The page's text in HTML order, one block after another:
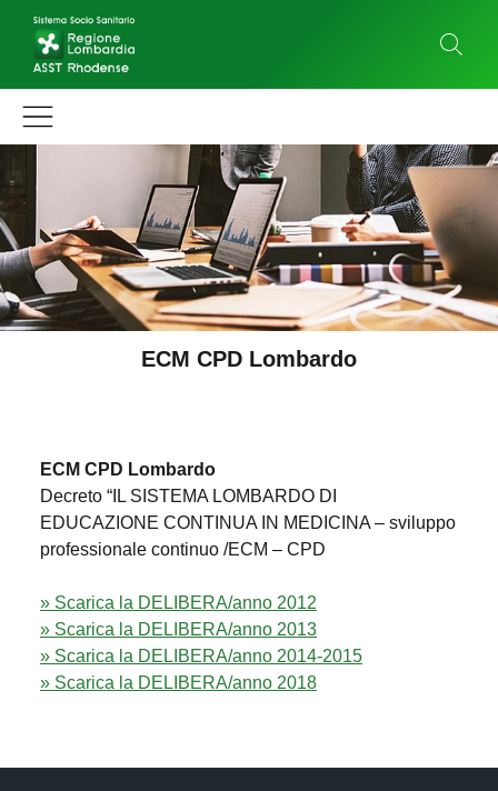
ECM CPD Lombardo
ECM CPD Lombardo
Decreto “IL SISTEMA LOMBARDO DI
EDUCAZIONE CONTINUA IN MEDICINA – sviluppo
professionale continuo /ECM – CPD
» Scarica la DELIBERA/anno 2012
» Scarica la DELIBERA/anno 2013
» Scarica la DELIBERA/anno 2014-2015
» Scarica la DELIBERA/anno 2018